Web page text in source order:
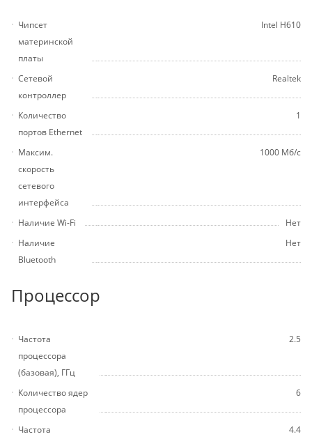
Чипсет
материнской
платы
Intel H610
Сетевой
контроллер
Realtek
Количество
портов Ethernet
1
Максим.
скорость
сетевого
интерфейса
1000 Мб/с
Наличие Wi-Fi
Нет
Наличие
Bluetooth
Нет
Процессор
Частота
процессора
(базовая), ГГц
2.5
Количество ядер
процессора
6
Частота
4.4